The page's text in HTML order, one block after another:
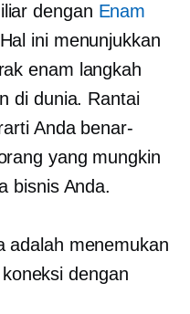
dengan Enam
ini menunjukkan
enam langkah
di dunia. Rantai
Anda benar-
yang mungkin
bisnis Anda.
adalah menemukan
dengan